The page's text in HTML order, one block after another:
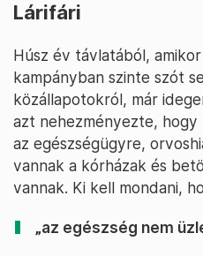
Lárifári
Húsz év távlatából,
kampányban szinte szót
közállapotokról, már
azt nehezményezte,
az egészségügyre,
vannak a kórházak és
vannak. Ki kell mondani,
„az egészség nem